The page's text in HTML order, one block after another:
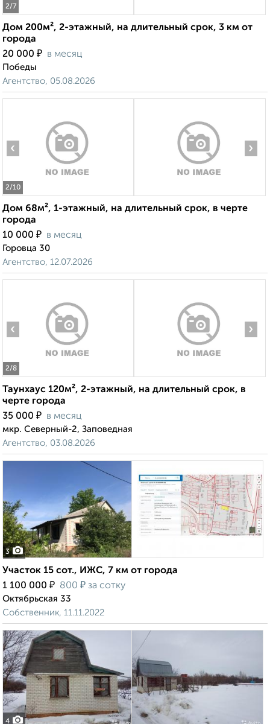
2/7
Дом 200м², 2-этажный, на длительный срок, 3 км от
города
20 000 ₽ в месяц
Победы
Агентство, 05.08.2026
2/10
‹ ›
Дом 68м², 1-этажный, на длительный срок, в черте
города
10 000 ₽ в месяц
Горовца 30
Агентство, 12.07.2026
2/8
‹ ›
Таунхаус 120м², 2-этажный, на длительный срок, в
черте города
35 000 ₽ в месяц
мкр. Северный-2, Заповедная
Агентство, 03.08.2026
3
Участок 15 сот., ИЖС, 7 км от города
1 100 000 ₽ 800 ₽ за сотку
Октябрьская 33
Собственник, 11.11.2022
4